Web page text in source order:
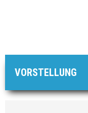
VORSTELLUNG